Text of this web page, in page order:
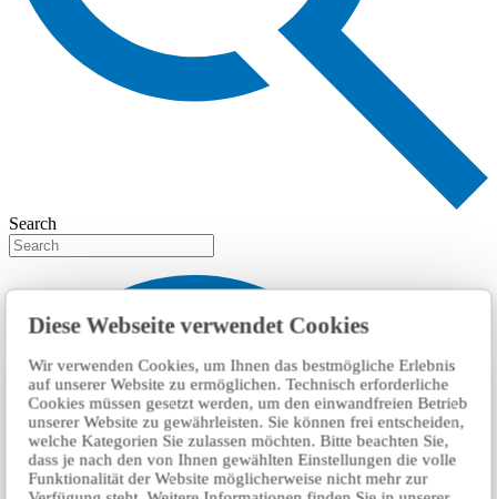
Diese Webseite verwendet Cookies
Wir verwenden Cookies, um Ihnen das bestmögliche Erlebnis
auf unserer Website zu ermöglichen. Technisch erforderliche
Cookies müssen gesetzt werden, um den einwandfreien Betrieb
unserer Website zu gewährleisten. Sie können frei entscheiden,
welche Kategorien Sie zulassen möchten. Bitte beachten Sie,
dass je nach den von Ihnen gewählten Einstellungen die volle
Funktionalität der Website möglicherweise nicht mehr zur
Search